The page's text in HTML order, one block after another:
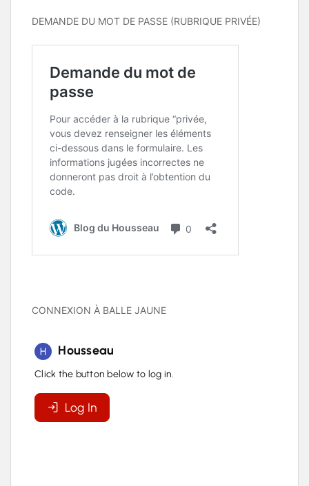
DEMANDE DU MOT DE PASSE (RUBRIQUE PRIVÉE)
CONNEXION À BALLE JAUNE